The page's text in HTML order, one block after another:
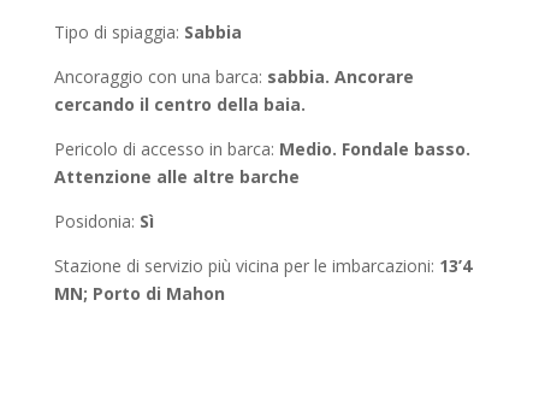
Tipo di spiaggia: Sabbia
Ancoraggio con una barca: sabbia. Ancorare
cercando il centro della baia.
Pericolo di accesso in barca: Medio. Fondale basso.
Attenzione alle altre barche
Posidonia: Sì
Stazione di servizio più vicina per le imbarcazioni: 13’4
MN; Porto di Mahon